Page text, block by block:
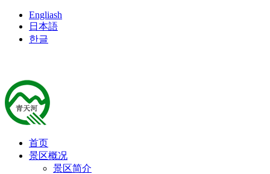
Engliash
日本語
한글
首页
景区概况
景区简介